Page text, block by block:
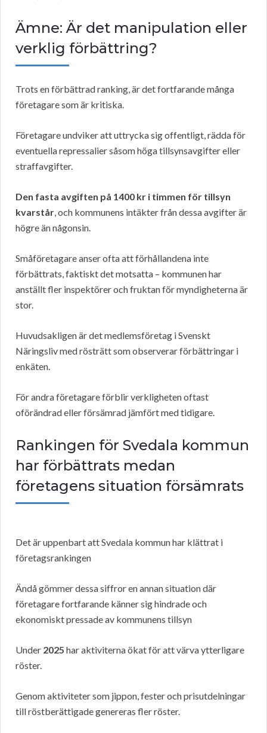
Ämne: Är det manipulation eller
verklig förbättring?
Trots en förbättrad ranking, är det fortfarande många
företagare som är kritiska.
Företagare undviker att uttrycka sig offentligt, rädda för
eventuella repressalier såsom höga tillsynsavgifter eller
straffavgifter.
Den fasta avgiften på 1400 kr i timmen för tillsyn
kvarstår, och kommunens intäkter från dessa avgifter är
högre än någonsin.
Småföretagare anser ofta att förhållandena inte
förbättrats, faktiskt det motsatta – kommunen har
anställt fler inspektörer och fruktan för myndigheterna är
stor.
Huvudsakligen är det medlemsföretag i Svenskt
Näringsliv med rösträtt som observerar förbättringar i
enkäten.
För andra företagare förblir verkligheten oftast
oförändrad eller försämrad jämfört med tidigare.
Rankingen för Svedala kommun
har förbättrats medan
företagens situation försämrats
Det är uppenbart att Svedala kommun har klättrat i
företagsrankingen
Ändå gömmer dessa siffror en annan situation där
företagare fortfarande känner sig hindrade och
ekonomiskt pressade av kommunens tillsyn
Under 2025 har aktiviterna ökat för att värva ytterligare
röster.
Genom aktiviteter som jippon, fester och prisutdelningar
till röstberättigade genereras fler röster.